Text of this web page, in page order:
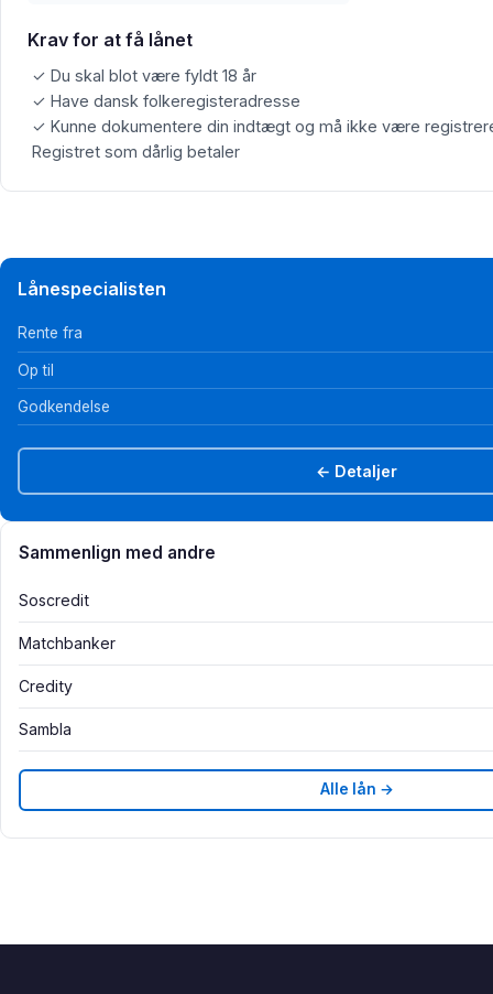
Krav for at få lånet
✓ Du skal blot være fyldt 18 år
✓ Have dansk folkeregisteradresse
✓ Kunne dokumentere din indtægt og må ikke være
Registret som dårlig betaler
Lånespecialisten
Rente fra
Op til
Godkendelse
← Detaljer
Sammenlign med andre
Soscredit
Matchbanker
Credity
Sambla
Alle lån →